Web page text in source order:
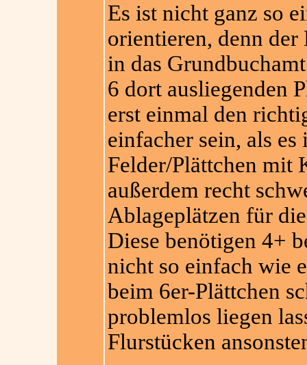
Es ist nicht ganz so
orientieren, denn
in das
6 dort ausliegenden
erst einmal den
einfacher sein, als
Felder/Plättchen mit
außerdem recht
Ablageplätzen für
Diese benötigen 4+
nicht so einfach wie
beim 6er-Plättchen
problemlos liegen
Flurstücken